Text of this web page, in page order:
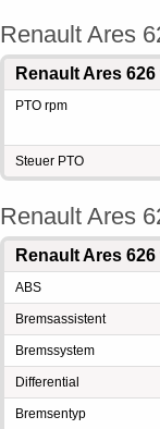
Renault Ares
Renault Ares
PTO rpm
Steuer PTO
Renault Ares
Renault Ares
ABS
Bremsassistent
Bremssystem
Differential
Bremsentyp